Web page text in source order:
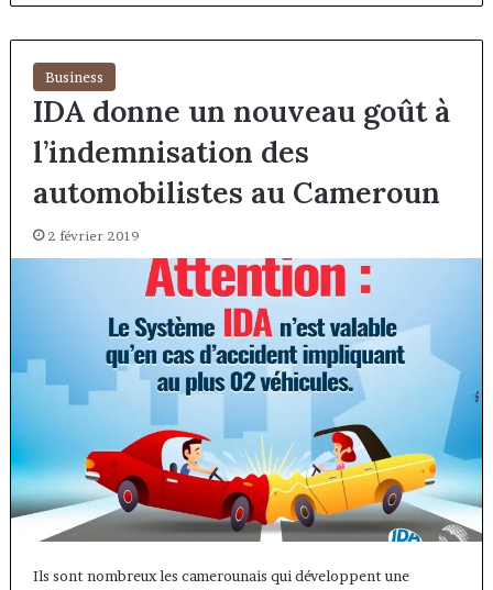
Business
IDA donne un nouveau goût à
l’indemnisation des
automobilistes au Cameroun
2 février 2019
Ils sont nombreux les camerounais qui développent une